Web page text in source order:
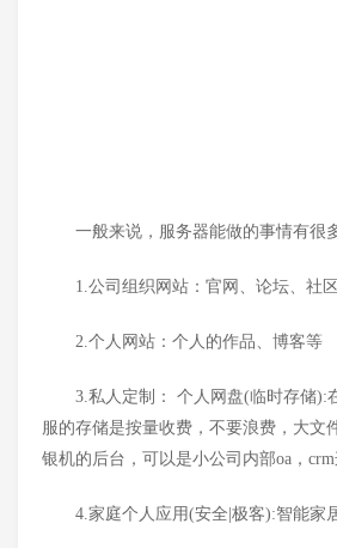
一般来说，服务器能做的事情有很
1.公司组织网站：官网、论坛、社区
2.个人网站：个人的作品、博客等
3.私人定制： 个人网盘(临时存储):在
服的存储是按量收费，不要浪费，大文
银机的后台，可以是小公司内部oa，
4.家庭个人应用(安全|极客):智能家居